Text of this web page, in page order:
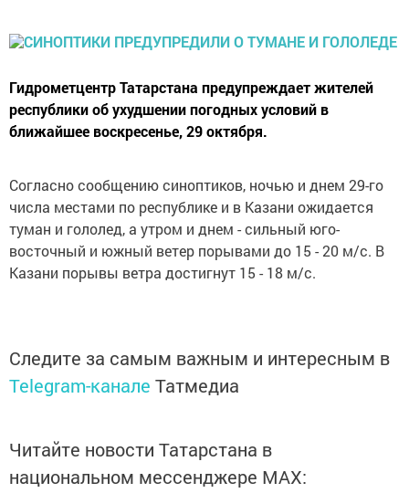
Гидрометцентр Татарстана предупреждает жителей
республики об ухудшении погодных условий в
ближайшее воскресенье, 29 октября.
Согласно сообщению синоптиков, ночью и днем 29-го
числа местами по республике и в Казани ожидается
туман и гололед, а утром и днем - сильный юго-
восточный и южный ветер порывами до 15 - 20 м/с. В
Казани порывы ветра достигнут 15 - 18 м/с.
Следите за самым важным и интересным в
Telegram-канале Татмедиа
Читайте новости Татарстана в
национальном мессенджере MАХ: